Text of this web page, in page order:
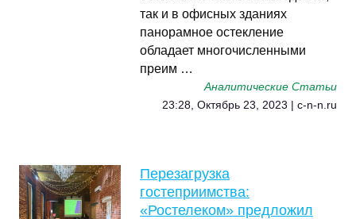
так и в офисных зданиях
панорамное остекление
обладает многочисленными
преим …
Аналитические Статьи
23:28, Октябрь 23, 2023 | c-n-n.ru
Перезагрузка
гостеприимства:
«Ростелеком» предложил